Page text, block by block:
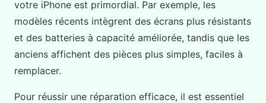
votre iPhone est primordial. Par exemple, les
modèles récents intègrent des écrans plus résistants
et des batteries à capacité améliorée, tandis que les
anciens affichent des pièces plus simples, faciles à
remplacer.
Pour réussir une réparation efficace, il est essentiel